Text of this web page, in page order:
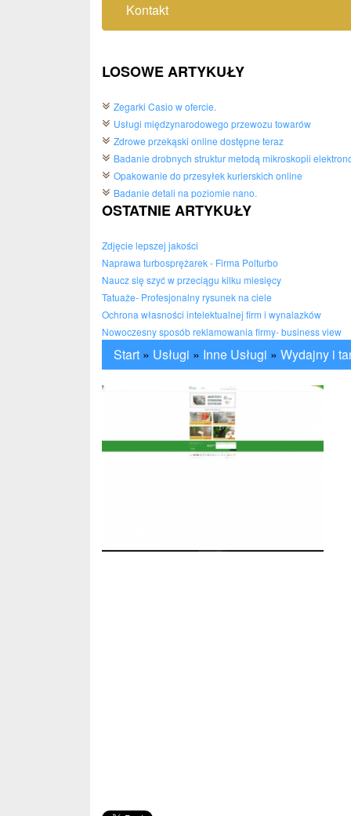
Kontakt
LOSOWE ARTYKUŁY
Zegarki Casio w ofercie.
Usługi międzynarodowego przewozu towarów
Zdrowe przekąski online dostępne teraz
Badanie drobnych struktur metodą mikroskopii
Opakowanie do przesyłek kurierskich online
Badanie detali na poziomie nano.
OSTATNIE ARTYKUŁY
Zdjęcie lepszej jakości
Naprawa turbosprężarek - Firma Polturbo
Naucz się szyć w przeciągu kilku miesięcy
Tatuaże- Profesjonalny rysunek na ciele
Ochrona własności intelektualnej firm i wynalazków
Nowoczesny sposób reklamowania firmy- business view
Start » Usługi » Inne Usługi » Wydajny i